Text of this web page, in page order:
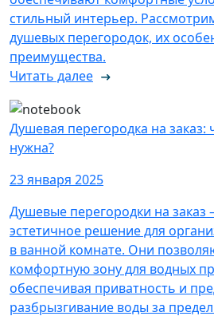
стильный интерьер.
душевых перегородок, их
преимущества.
Читать далее
Душевая перегородка на заказ:
нужна?
23 января 2025
Душевые перегородки на заказ
эстетичное решение для
в ванной комнате. Они
комфортную зону для водных
обеспечивая приватность и
разбрызгивание воды за